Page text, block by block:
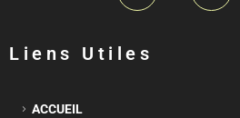
Liens Utiles
ACCUEIL